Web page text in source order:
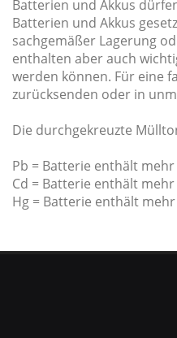
Batterien und Akkus
Batterien und Akkus
sachgemäßer Lagerung
enthalten aber auch
werden können. Für eine
zurücksenden oder in
Die durchgekreuzte
Pb = Batterie enthält
Cd = Batterie enthält
Hg = Batterie enthält